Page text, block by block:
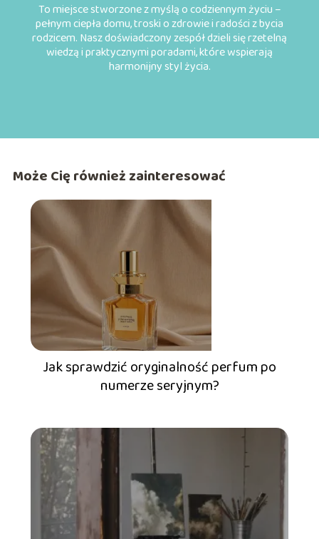
To miejsce stworzone z myślą o codziennym życiu –
pełnym ciepła domu, troski o zdrowie i radości z bycia
rodzicem. Nasz doświadczony zespół dzieli się rzetelną
wiedzą i praktycznymi poradami, które wspierają
harmonijny styl życia.
Może Cię również zainteresować
Jak sprawdzić oryginalność perfum po
numerze seryjnym?